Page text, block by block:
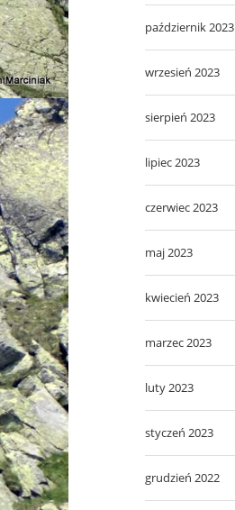
październik 2023
wrzesień 2023
sierpień 2023
lipiec 2023
czerwiec 2023
maj 2023
kwiecień 2023
marzec 2023
luty 2023
styczeń 2023
grudzień 2022